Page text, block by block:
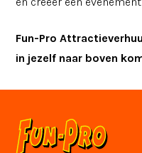
Fun-Pro
in jezelf naar boven